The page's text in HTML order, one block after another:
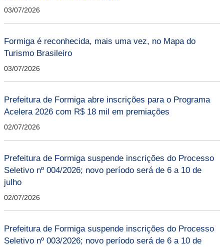
03/07/2026
Formiga é reconhecida, mais uma vez, no Mapa do
Turismo Brasileiro
03/07/2026
Prefeitura de Formiga abre inscrições para o Programa
Acelera 2026 com R$ 18 mil em premiações
02/07/2026
Prefeitura de Formiga suspende inscrições do Processo
Seletivo nº 004/2026; novo período será de 6 a 10 de
julho
02/07/2026
Prefeitura de Formiga suspende inscrições do Processo
Seletivo nº 003/2026; novo período será de 6 a 10 de